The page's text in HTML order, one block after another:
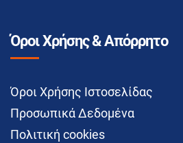
Όροι Χρήσης & Απόρρητο
Όροι Χρήσης Ιστοσελίδας
Προσωπικά Δεδομένα
Πολιτική cookies